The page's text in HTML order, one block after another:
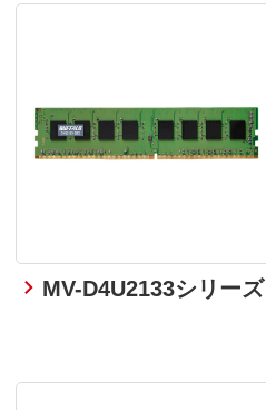
MV-D4U2133シリーズ